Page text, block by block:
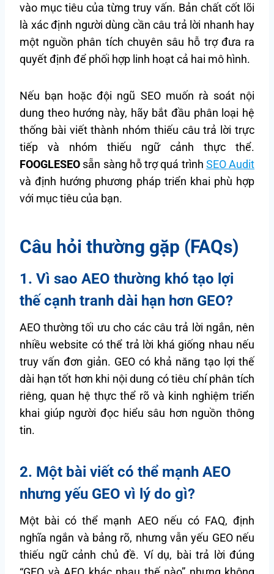
vào mục tiêu của từng truy vấn. Bản chất cốt lõi
là xác định người dùng cần câu trả lời nhanh hay
một nguồn phân tích chuyên sâu hỗ trợ đưa ra
quyết định để phối hợp linh hoạt cả hai mô hình.
Nếu bạn hoặc đội ngũ SEO muốn rà soát nội
dung theo hướng này, hãy bắt đầu phân loại hệ
thống bài viết thành nhóm thiếu câu trả lời trực
tiếp và nhóm thiếu ngữ cảnh thực thể.
FOOGLESEO sẵn sàng hỗ trợ quá trình SEO Audit
và định hướng phương pháp triển khai phù hợp
với mục tiêu của bạn.
Câu hỏi thường gặp (FAQs)
1. Vì sao AEO thường khó tạo lợi
thế cạnh tranh dài hạn hơn GEO?
AEO thường tối ưu cho các câu trả lời ngắn, nên
nhiều website có thể trả lời khá giống nhau nếu
truy vấn đơn giản. GEO có khả năng tạo lợi thế
dài hạn tốt hơn khi nội dung có tiêu chí phân tích
riêng, quan hệ thực thể rõ và kinh nghiệm triển
khai giúp người đọc hiểu sâu hơn nguồn thông
tin.
2. Một bài viết có thể mạnh AEO
nhưng yếu GEO vì lý do gì?
Một bài có thể mạnh AEO nếu có FAQ, định
nghĩa ngắn và bảng rõ, nhưng vẫn yếu GEO nếu
thiếu ngữ cảnh chủ đề. Ví dụ, bài trả lời đúng